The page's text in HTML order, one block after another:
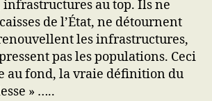
infrastructures au top. Ils ne
de l’État, ne détournent
les infrastructures,
pas les populations. Ceci
au fond, la vraie définition du
» …..